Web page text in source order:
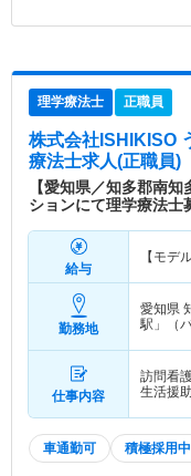
理学療法士 正職員
株式会社ISHIKISO
療法士求人(正職員)
【愛知県／知多郡南
ションにて理学療法士
給与
【モデ
勤務地
愛知県
駅」（
仕事内容
訪問看
生活援
車通勤可 積極採用中